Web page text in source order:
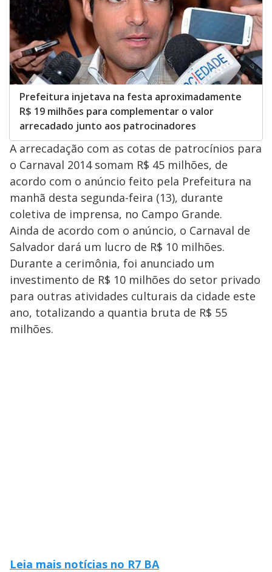
Prefeitura injetava na festa aproximadamente
R$ 19 milhões para complementar o valor
arrecadado junto aos patrocinadores
A arrecadação com as cotas de patrocínios para
o Carnaval 2014 somam R$ 45 milhões, de
acordo com o anúncio feito pela Prefeitura na
manhã desta segunda-feira (13), durante
coletiva de imprensa, no Campo Grande.
Ainda de acordo com o anúncio, o Carnaval de
Salvador dará um lucro de R$ 10 milhões.
Durante a cerimônia, foi anunciado um
investimento de R$ 10 milhões do setor privado
para outras atividades culturais da cidade este
ano, totalizando a quantia bruta de R$ 55
milhões.
Leia mais notícias no R7 BA